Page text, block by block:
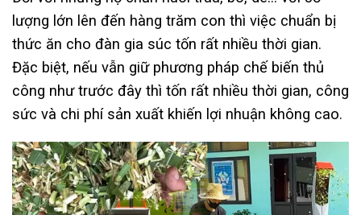
lượng lớn lên đến hàng trăm con thì việc chuẩn bị
thức ăn cho đàn gia súc tốn rất nhiều thời gian.
Đặc biệt, nếu vẫn giữ phương pháp chế biến thủ
công như trước đây thì tốn rất nhiều thời gian, công
sức và chi phí sản xuất khiến lợi nhuận không cao.